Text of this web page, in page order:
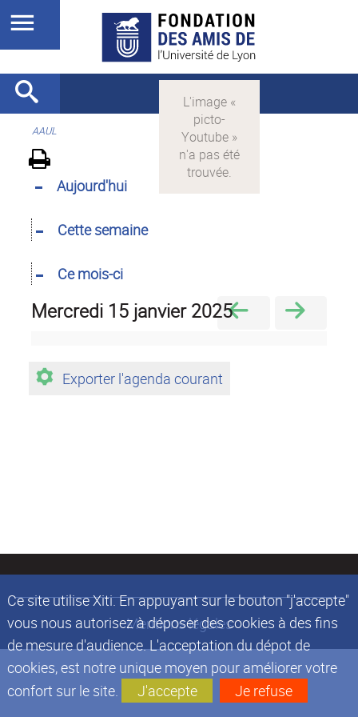
Ce site utilise Xiti. En appuyant sur le bouton "j'accepte"
vous nous autorisez à déposer des cookies à des fins
de mesure d'audience. L'acceptation du dépot de
cookies, est notre unique moyen pour améliorer votre
confort sur le site.
J'accepte Je refuse
AAUL
Aujourd'hui
Cette semaine
Ce mois-ci
mercredi 15 janvier 2025
Exporter l'agenda courant
Mentions légales